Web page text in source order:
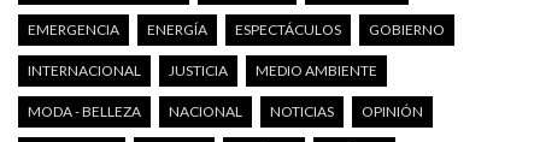
EMERGENCIA ENERGÍA ESPECTÁCULOS GOBIERNO
INTERNACIONAL JUSTICIA MEDIO AMBIENTE
MODA - BELLEZA NACIONAL NOTICIAS OPINIÓN